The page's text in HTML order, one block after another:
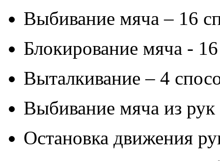
Выбивание мяча – 16
Блокирование мяча -
Выталкивание – 4
Выбивание мяча из
Остановка движения